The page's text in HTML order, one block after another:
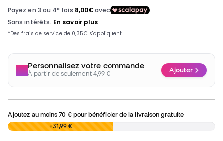
Personnalisez votre commande
À partir de seulement 4,99 € Ajouter
Ajoutez au moins70 €pour bénéficier de la livraison gratuite
0,00 € +31,99 €